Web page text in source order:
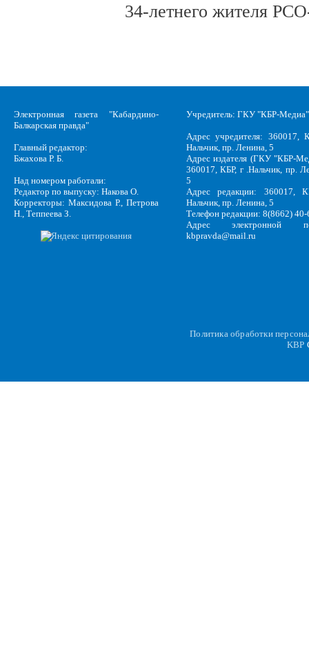
34-летнего жителя
Электронная газета "Кабардино-
Балкарская правда"
Главный редактор:
Бжахова Р. Б.
Над номером работали:
Редактор по выпуску: Накова О.
Корректоры: Максидова Р., Петрова
Н., Теппеева З.
Учредитель: ГКУ "КБР-Медиа"
Адрес учредителя: 360017,
Нальчик, пр. Ленина, 5
Адрес издателя (ГКУ "КБР-
360017, КБР, г .Нальчик, пр.
5
Адрес редакции: 360017,
Нальчик, пр. Ленина, 5
Телефон редакции: 8(8662)
Адрес электронной
kbpravda@mail.ru
Политика обработки
KBP